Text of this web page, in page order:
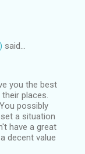
said…
you the best
places.
You possibly
a situation
have a great
decent value